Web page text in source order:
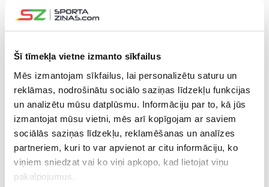
Šī tīmekļa vietne izmanto sīkfailus
Mēs izmantojam sīkfailus, lai personalizētu saturu un
reklāmas, nodrošinātu sociālo saziņas līdzekļu funkcijas
un analizētu mūsu datplūsmu. Informāciju par to, kā jūs
izmantojat mūsu vietni, mēs arī kopīgojam ar saviem
sociālās saziņas līdzekļu, reklamēšanas un analīzes
partneriem, kuri to var apvienot ar citu informāciju, ko
viņiem sniedzat vai ko viņi apkopo, kad lietojat viņu
pakalpojumus.
treniņos brauca pa priekšu. Tad skrēja uz trasi un visu
pēc kārtas filmēja, katrā virāžā bija pa cilvēkam,” stāstīja
viltībām.
“Piemēram, mums pirmssacensību dienā treniņš bija vēlu
vakarā, bet, kad lūdzām izmainīt, teica, ka tas nav
iespējams. Tās ir tādas nianses, pēc kurām varēja
secināt, ka viņi paši ir sabijušies. Karā visi līdzekļi ir labi,
un viss, kas pārējos sit ārā, ir jāpielieto. Taču tā jau ir
gadu gaitā iegājies, ka mājinieki mēģina maksimāli
izmantot savas priekšrocības. Ar to ir jārēķinās, es to